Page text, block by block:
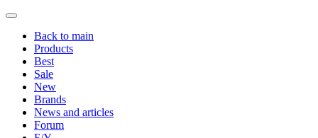
Back to main
Products
Best
Sale
New
Brands
News and articles
Forum